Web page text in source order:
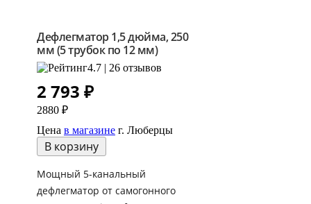
Дефлегматор 1,5 дюйма, 250
мм (5 трубок по 12 мм)
4.7 | 26 отзывов
2 793 ₽
2880 ₽
Цена в магазине г. Люберцы
В корзину
Мощный 5-канальный
дефлегматор от самогонного